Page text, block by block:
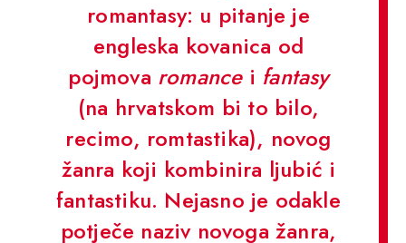
romantasy: u pitanje je
engleska kovanica od
pojmova romancei fantasy
(na hrvatskom bi to bilo,
recimo, romtastika), novog
žanra koji kombinira ljubić i
fantastiku. Nejasno je odakle
potječe naziv novoga žanra,